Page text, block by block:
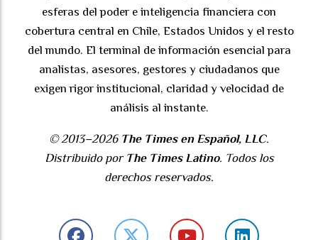
esferas del poder e inteligencia financiera con
cobertura central en Chile, Estados Unidos y el resto
del mundo. El terminal de información esencial para
analistas, asesores, gestores y ciudadanos que
exigen rigor institucional, claridad y velocidad de
análisis al instante.
© 2013–2026 The Times en Español, LLC.
Distribuido por The Times Latino. Todos los
derechos reservados.